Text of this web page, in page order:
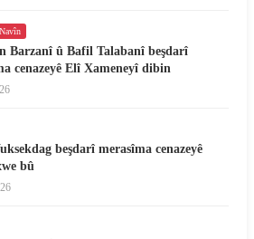
Barzanî û Bafil Talabanî beşdarî
cenazeyê Elî Xameneyî dibin
beşdarî merasîma cenazeyê
bû